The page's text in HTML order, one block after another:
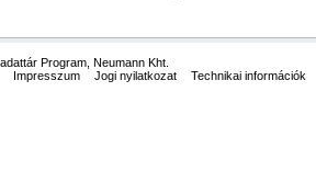
Program, Neumann Kht.
Impresszum Jogi nyilatkozat Technikai információk